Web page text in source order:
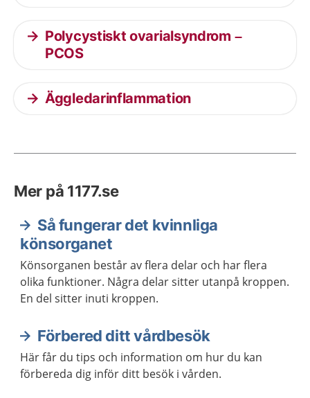
Polycystiskt ovarialsyndrom –
PCOS
Äggledarinflammation
Mer på 1177.se
Så fungerar det kvinnliga
könsorganet
Könsorganen består av flera delar och har flera
olika funktioner. Några delar sitter utanpå kroppen.
En del sitter inuti kroppen.
Förbered ditt vårdbesök
Här får du tips och information om hur du kan
förbereda dig inför ditt besök i vården.